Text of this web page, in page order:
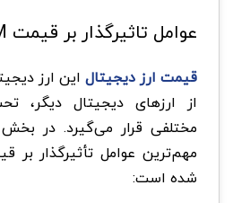
عوامل تاثیرگذار بر قیمت NEM
قیمت ارز دیجیتال این ارز
از ارزهای دیجیتال دیگر،
مختلفی قرار می‌گیرد. در
شده است: